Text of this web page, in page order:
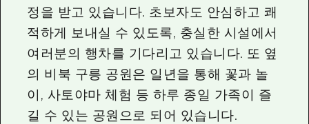
정을 받고 있습니다. 초보자도 안심하고 쾌
적하게 보내실 수 있도록, 충실한 시설에서
여러분의 행차를 기다리고 있습니다. 또 옆
의 비북 구릉 공원은 일년을 통해 꽃과 놀
이, 사토야마 체험 등 하루 종일 가족이 즐
길 수 있는 공원으로 되어 있습니다.